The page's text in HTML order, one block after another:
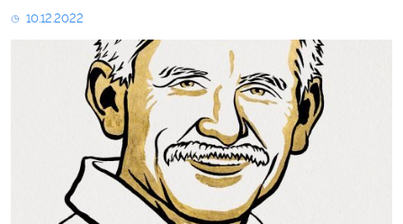
Бяляцкі
хрысціянскіх
натхняюць
10.12.2022